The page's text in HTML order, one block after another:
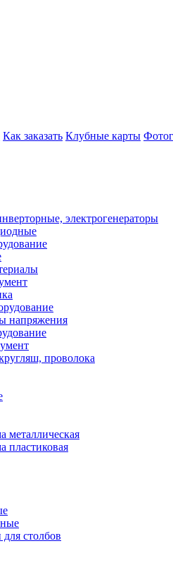
Как заказать Клубные карты
электрогенераторы
напряжения
проволока
металлическая
пластиковая
столбов